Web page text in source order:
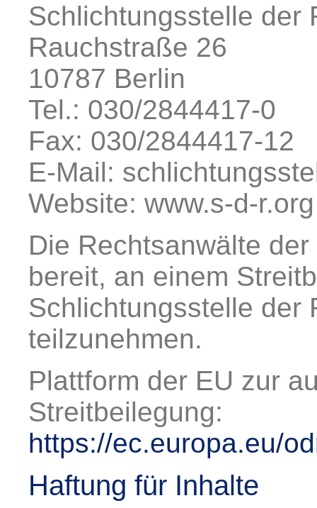
Schlichtungsstelle der
Rauchstraße 26
10787 Berlin
Tel.: 030/2844417-0
Fax: 030/2844417-12
E-Mail:
Website: www.s-d-r.org
Die Rechtsanwälte
bereit, an einem
Schlichtungsstelle der
teilzunehmen.
Plattform der EU zur
Streitbeilegung:
https://ec.europa.eu/
Haftung für Inhalte